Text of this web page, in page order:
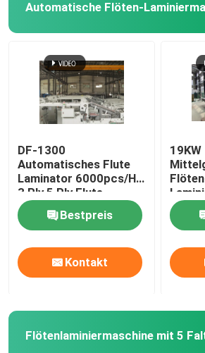
Automatische Flöten-
DF-1300
Automatisches Flute
Laminator 6000pcs/H
3 Ply 5 Ply Flute
Laminator
Bestpreis
Kontakt
19KW
1650L
Flötenlaminiermaschine mit 5